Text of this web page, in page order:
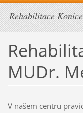
Rehabilitace Konice
MUDr.
V našem centru